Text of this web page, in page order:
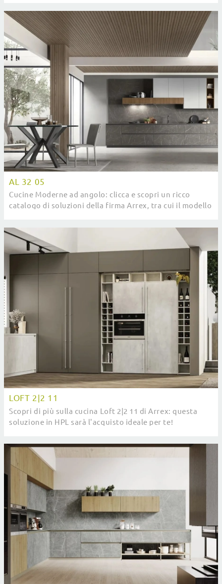
AL 32 05
Cucine Moderne ad angolo: clicca e scopri un ricco
catalogo di soluzioni della firma Arrex, tra cui il modello
LOFT 2|2 11
Scopri di più sulla cucina Loft 2|2 11 di Arrex: questa
soluzione in HPL sarà l'acquisto ideale per te!